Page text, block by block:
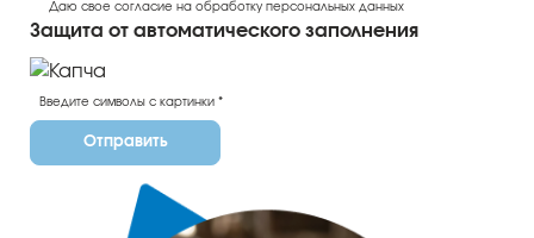
Даю свое согласие на обработку персональных данных
Защита от автоматического заполнения
Отправить